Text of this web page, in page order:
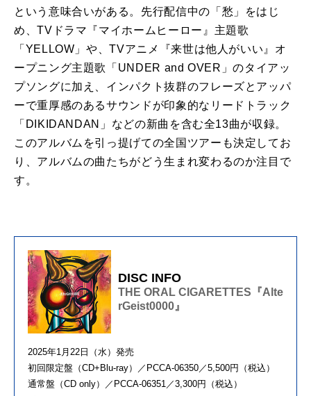
という意味合いがある。先行配信中の「愁」をはじ
め、TVドラマ『マイホームヒーロー』主題歌
「YELLOW」や、TVアニメ『来世は他人がいい』オ
ープニング主題歌「UNDER and OVER」のタイアッ
プソングに加え、インパクト抜群のフレーズとアッパ
ーで重厚感のあるサウンドが印象的なリードトラック
「DIKIDANDAN」などの新曲を含む全13曲が収録。
このアルバムを引っ提げての全国ツアーも決定してお
り、アルバムの曲たちがどう生まれ変わるのか注目で
す。
DISC INFO
THE ORAL CIGARETTES『Alte
rGeist0000』
2025年1月22日（水）発売
初回限定盤（CD+Blu-ray）／PCCA-06350／5,500円（税込）
通常盤（CD only）／PCCA-06351／3,300円（税込）